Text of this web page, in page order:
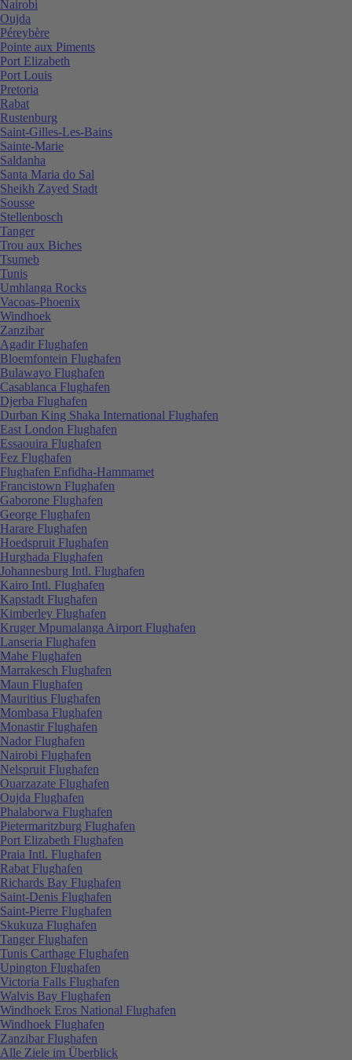
Nairobi
Oujda
Péreybère
Pointe aux Piments
Port Elizabeth
Port Louis
Pretoria
Rabat
Rustenburg
Saint-Gilles-Les-Bains
Sainte-Marie
Saldanha
Santa Maria do Sal
Sheikh Zayed Stadt
Sousse
Stellenbosch
Tanger
Trou aux Biches
Tsumeb
Tunis
Umhlanga Rocks
Vacoas-Phoenix
Windhoek
Zanzibar
Agadir Flughafen
Bloemfontein Flughafen
Bulawayo Flughafen
Casablanca Flughafen
Djerba Flughafen
Durban King Shaka International Flughafen
East London Flughafen
Essaouira Flughafen
Fez Flughafen
Flughafen Enfidha-Hammamet
Francistown Flughafen
Gaborone Flughafen
George Flughafen
Harare Flughafen
Hoedspruit Flughafen
Hurghada Flughafen
Johannesburg Intl. Flughafen
Kairo Intl. Flughafen
Kapstadt Flughafen
Kimberley Flughafen
Kruger Mpumalanga Airport Flughafen
Lanseria Flughafen
Mahe Flughafen
Marrakesch Flughafen
Maun Flughafen
Mauritius Flughafen
Mombasa Flughafen
Monastir Flughafen
Nador Flughafen
Nairobi Flughafen
Nelspruit Flughafen
Ouarzazate Flughafen
Oujda Flughafen
Phalaborwa Flughafen
Pietermaritzburg Flughafen
Port Elizabeth Flughafen
Praia Intl. Flughafen
Rabat Flughafen
Richards Bay Flughafen
Saint-Denis Flughafen
Saint-Pierre Flughafen
Skukuza Flughafen
Tanger Flughafen
Tunis Carthage Flughafen
Upington Flughafen
Victoria Falls Flughafen
Walvis Bay Flughafen
Windhoek Eros National Flughafen
Windhoek Flughafen
Zanzibar Flughafen
Alle Ziele im Überblick